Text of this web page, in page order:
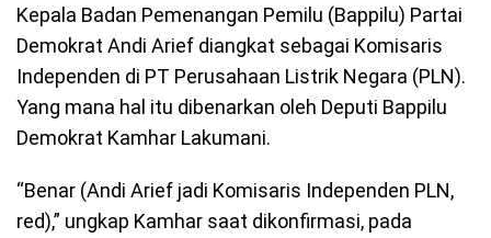
Kepala Badan Pemenangan Pemilu (Bappilu) Partai
Demokrat Andi Arief diangkat sebagai Komisaris
Independen di PT Perusahaan Listrik Negara (PLN).
Yang mana hal itu dibenarkan oleh Deputi Bappilu
Demokrat Kamhar Lakumani.
“Benar (Andi Arief jadi Komisaris Independen PLN,
red),” ungkap Kamhar saat dikonfirmasi, pada